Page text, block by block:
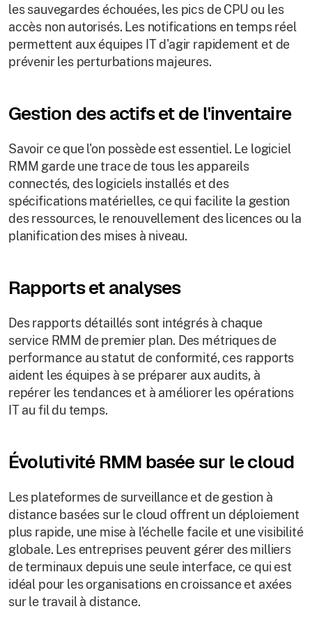
les sauvegardes échouées, les pics de CPU ou les
accès non autorisés. Les notifications en temps réel
permettent aux équipes IT d'agir rapidement et de
prévenir les perturbations majeures.
Gestion des actifs et de l'inventaire
Savoir ce que l'on possède est essentiel. Le logiciel
RMM garde une trace de tous les appareils
connectés, des logiciels installés et des
spécifications matérielles, ce qui facilite la gestion
des ressources, le renouvellement des licences ou la
planification des mises à niveau.
Rapports et analyses
Des rapports détaillés sont intégrés à chaque
service RMM de premier plan. Des métriques de
performance au statut de conformité, ces rapports
aident les équipes à se préparer aux audits, à
repérer les tendances et à améliorer les opérations
IT au fil du temps.
Évolutivité RMM basée sur le cloud
Les plateformes de surveillance et de gestion à
distance basées sur le cloud offrent un déploiement
plus rapide, une mise à l'échelle facile et une visibilité
globale. Les entreprises peuvent gérer des milliers
de terminaux depuis une seule interface, ce qui est
idéal pour les organisations en croissance et axées
sur le travail à distance.